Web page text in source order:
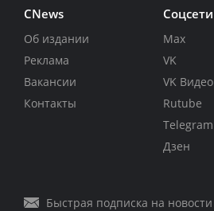
CNews
Об издании
Реклама
Вакансии
Контакты
Соцсети
Max
VK
VK Видео
Rutube
Telegram
Дзен
Быстрая подписка на новости